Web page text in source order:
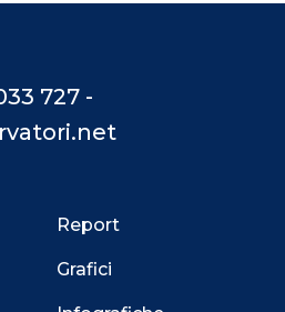
727 -
Report
Grafici